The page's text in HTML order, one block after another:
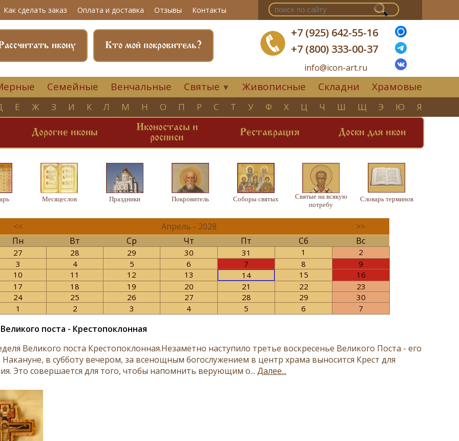
Как сделать заказ Оплата и доставка Отзывы Контакты
+7 (925) 642-55-16
+7 (800) 333-00-37
info@icon-art.ru
Кто мой покровитель?
икону
Семейные Венчальные Святые ▼ Живописные Складни Храмовые
Е Ж З И К Л М Н О П Р С Т У Ф Х Ц Ч Ш Щ Э Ю Я
Дорогие иконы
Иконостасы и
росписи
Реставрация Доски для икон
Месяцеслов Праздники Покровитель Соборы святых
Святые на всякую
потребу
Словарь терминов
<< Апрель - 2028
>>
Пн
Вт Ср Чт Пт Сб Вс
27 28 29 30 31 1
2
3
4 5 6 7 8
9
10
11 12 13 14 15
16
17
18 19 20 21 22
23
24
25 26 27 28 29
30
1
2 3 4 5 6 7
поста - Крестопоклонная
Великого поста Крестопоклонная.Незаметно наступило третье воскресенье Великого Поста - его
Накануне, в субботу вечером, за всенощным богослужением в центр храма выносится Крест для
Это совершается для того, чтобы напомнить верующим о... Далее...